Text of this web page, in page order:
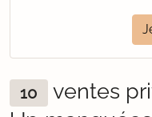
10
ventes